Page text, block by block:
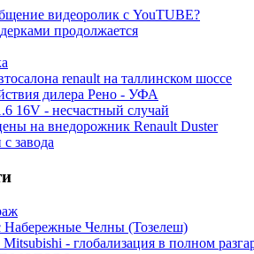
видеоролик с YouTUBE?
продолжается
renault на таллинском шоссе
дилера Рено - УФА
16V - несчастный случай
на внедорожник Renault Duster
завода
Набережные Челны (Тозелеш)
- глобализация в полном